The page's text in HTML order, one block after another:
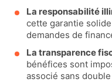
La responsabilité
cette garantie
demandes de
La transparence
bénéfices sont
associé sans